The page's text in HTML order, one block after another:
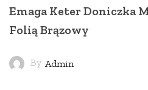
Emaga Keter Doniczka
Folią Brązowy
By Admin